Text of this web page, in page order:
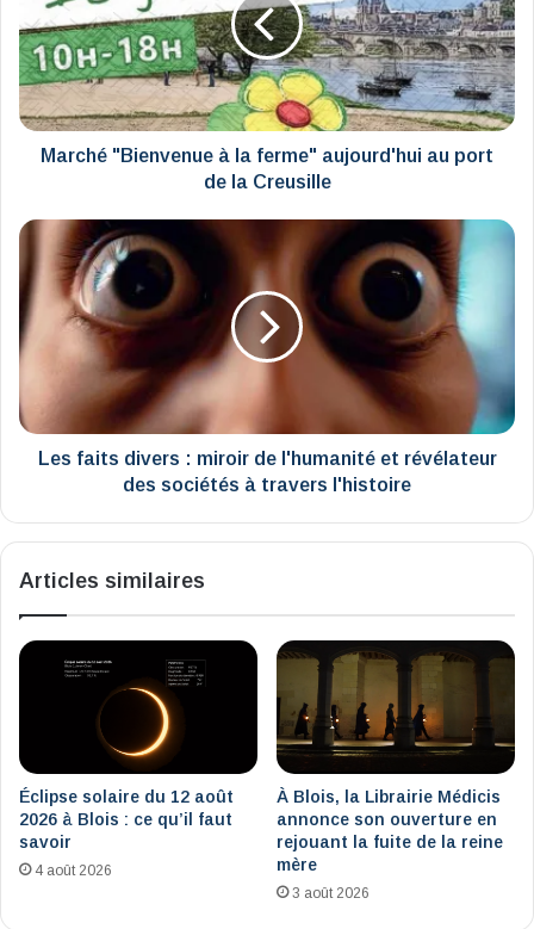
ferme"
aujourd'hui
au
port
de
Marché "Bienvenue à la ferme" aujourd'hui au port
de la Creusille
Les
divers
miroir
de
et
révélateur
desLes faits divers : miroir de l'humanité et révélateur
des sociétés à travers l'histoire
Articles similaires
Éclipse solaire du 12 août
2026 à Blois : ce qu’il faut
savoir
4 août 2026
À Blois, la Librairie Médicis
annonce son ouverture en
rejouant la fuite de la reine
mère
3 août 2026